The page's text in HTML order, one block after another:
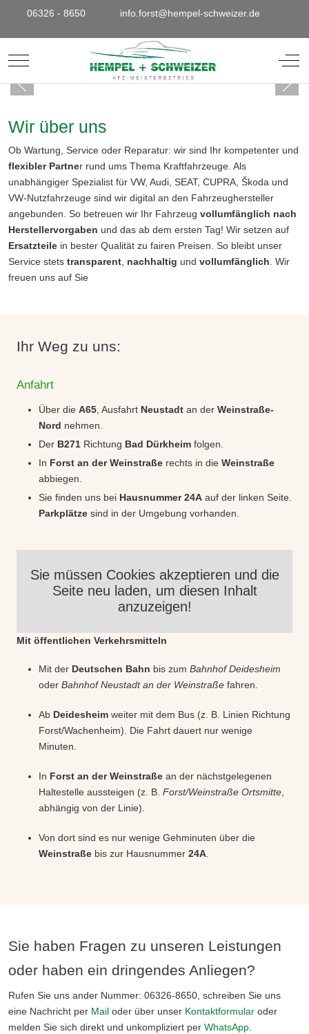
06326 - 8650 info.forst@hempel-schweizer.de
Mobile Menu Toggle Off-
Wir über uns
Ob Wartung, Service oder Reparatur: wir sind Ihr kompetenter und
flexibler Partner rund ums Thema Kraftfahrzeuge. Als
unabhängiger Spezialist für VW, Audi, SEAT, CUPRA, Škoda und
VW-Nutzfahrzeuge sind wir digital an den Fahrzeughersteller
angebunden. So betreuen wir Ihr Fahrzeug vollumfänglich nach
Herstellervorgaben und das ab dem ersten Tag! Wir setzen auf
Ersatzteile in bester Qualität zu fairen Preisen. So bleibt unser
Service stets transparent nachhaltig und vollumfänglich . Wir
freuen uns auf Sie
Ihr Weg zu uns:
Anfahrt
Über die A65 , Ausfahrt Neustadt an der Weinstraße-
Nord nehmen.
Der B271 Richtung Bad Dürkheim folgen.
In Forst an der Weinstraße rechts in die Weinstraße
abbiegen.
Sie finden uns bei Hausnummer 24A auf der linken Seite.
Parkplätze sind in der Umgebung vorhanden.
Sie müssen Cookies akzeptieren und die
Seite neu laden, um diesen Inhalt
anzuzeigen!
Mit öffentlichen Verkehrsmitteln
Mit der Deutschen Bahn bis zum Bahnhof Deidesheim
oder Bahnhof Neustadt an der Weinstraße fahren.
Ab Deidesheim weiter mit dem Bus (z. B. Linien Richtung
Forst/Wachenheim). Die Fahrt dauert nur wenige
Minuten.
In Forst an der Weinstraße an der nächstgelegenen
Haltestelle aussteigen (z. B. Forst/Weinstraße Ortsmitte
abhängig von der Linie).
Von dort sind es nur wenige Gehminuten über die
Weinstraße bis zur Hausnummer 24A
Sie haben Fragen zu unseren Leistungen
oder haben ein dringendes Anliegen?
Rufen Sie uns ander Nummer: 06326-8650, schreiben Sie uns
eine Nachricht per Mail oder über unser Kontaktformular oder
melden Sie sich direkt und unkompliziert per WhatsApp